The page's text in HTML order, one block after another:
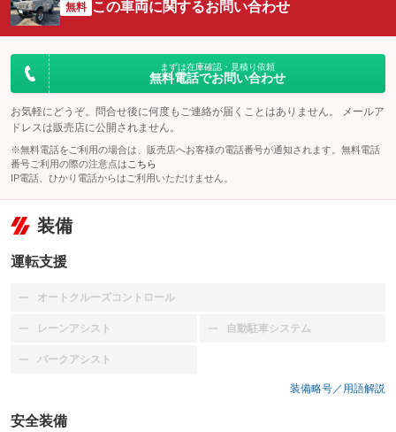
無料 この車両に関するお問い合わせ
まずは在庫確認・見積り依頼
無料電話でお問い合わせ
お気軽にどうぞ。問合せ後に何度もご連絡が届くことはありません。 メールア
ドレスは販売店に公開されません。
※無料電話をご利用の場合は、販売店へお客様の電話番号が通知されます。無料電話
番号ご利用の際の注意点は こちら
IP電話、ひかり電話からはご利用いただけません。
装備
運転支援
オートクルーズコントロール
：装備なし
レーンアシスト
：装備なし 自動駐車システム
：装備なし
パークアシスト
：装備なし
装備略号／用語解説
安全装備